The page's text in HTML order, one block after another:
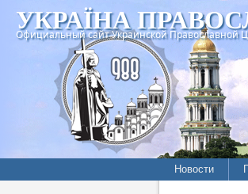
УКРАЇНА
Официальный сайт Украинской Православной
Новости